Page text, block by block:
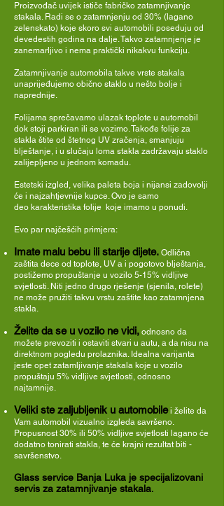
Proizvođač uvijek ističe fabričko zatamnjivanje
stakala. Radi se o zatamnjenju od 30% (lagano
zelenskato) koje skoro svi automobili poseduju od
devedestih godina na dalje. Takvo zatamnjenje je
zanemarljivo i nema praktički nikakvu funkciju.
Zatamnjivanje automobila takve vrste stakala
unaprijeđujemo obično staklo u nešto bolje i
naprednije.
Folijama sprečavamo ulazak toplote u automobil
dok stoji parkiran ili se vozimo. Takođe folije za
stakla štite od štetnog UV zračenja, smanjuju
blještanje, i u slučaju loma stakla zadržavaju staklo
zalijepljeno u jednom komadu.
Estetski izgled, velika paleta boja i nijansi zadovolji
će i najzahtjevnije kupce. Ovo je samo
deo karakteristika folije koje imamo u ponudi.
Evo par najčešćih primjera:
Imate malu bebu ili starije dijete. Odlična
zaštita dece od toplote, UV a i pogotovo blještanja,
postižemo propuštanje u vozilo 5-15% vidljive
svjetlosti. Niti jedno drugo rješenje (sjenila, rolete)
ne može pružiti takvu vrstu zaštite kao zatamnjena
stakla.
Želite da se u vozilo ne vidi, odnosno da
možete prevoziti i ostaviti stvari u autu, a da nisu na
direktnom pogledu prolaznika. Idealna varijanta
jeste opet zatamljivanje stakala koje u vozilo
propuštaju 5% vidljive svjetlosti, odnosno
najtamnije.
Veliki ste zaljubljenik u automobilei želite da
Vam automobil vizualno izgleda savršeno.
Propusnost 30% ili 50% vidljive svjetlosti lagano će
dodatno tonirati stakla, te će krajni rezultat biti -
savršenstvo.
Glass service Banja Luka je specijalizovani
servis za zatamnjivanje stakala.